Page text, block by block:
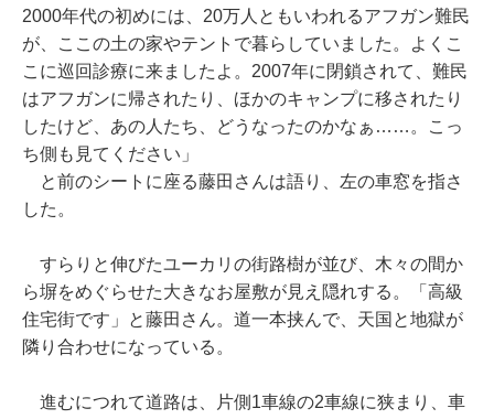
2000年代の初めには、20万人ともいわれるアフガン難民
が、ここの土の家やテントで暮らしていました。よくこ
こに巡回診療に来ましたよ。2007年に閉鎖されて、難民
はアフガンに帰されたり、ほかのキャンプに移されたり
したけど、あの人たち、どうなったのかなぁ……。こっ
ち側も見てください」
と前のシートに座る藤田さんは語り、左の車窓を指さ
した。
すらりと伸びたユーカリの街路樹が並び、木々の間か
ら塀をめぐらせた大きなお屋敷が見え隠れする。「高級
住宅街です」と藤田さん。道一本挟んで、天国と地獄が
隣り合わせになっている。
進むにつれて道路は、片側1車線の2車線に狭まり、車